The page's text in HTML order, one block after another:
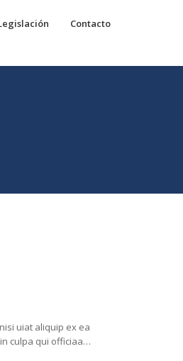
Contacto
uiat aliquip ex ea
culpa qui officiaa